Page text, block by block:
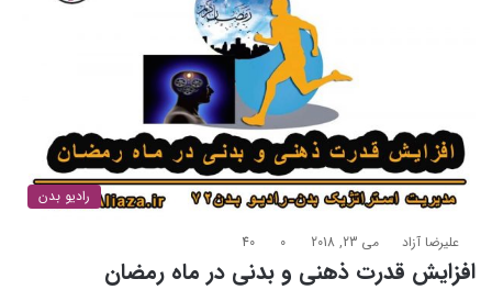
رادیو بدن
علیرضا آزاد می 23, 2018 0
40
افزایش قدرت ذهنی و بدنی در ماه رمضان